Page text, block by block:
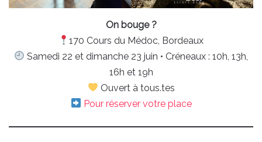
On bouge ?
170 Cours du Médoc, Bordeaux
Samedi 22 et dimanche 23 juin • Créneaux : 10h, 13h,
16h et 19h
Ouvert à tous.tes
Pour réserver votre place